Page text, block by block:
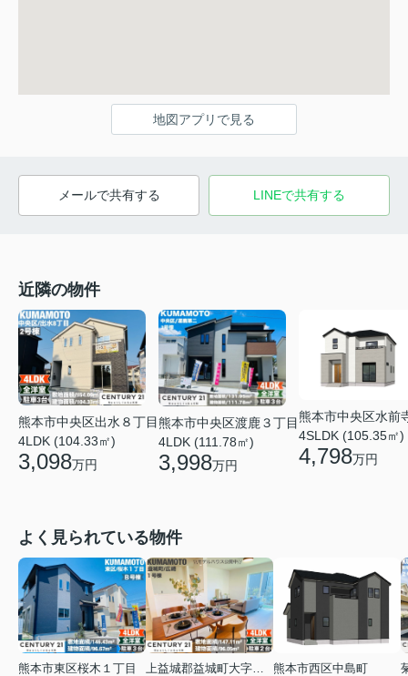
地図アプリで見る
メールで共有する LINEで共有する
近隣の物件
熊本市中央区出水８丁目
4LDK (104.33㎡)
3,098万円
熊本市中央区渡鹿３丁目
4LDK (111.78㎡)
3,998万円
熊本市中央区水前
4SLDK (105.35㎡)
4,798万円
よく見られている物件
熊本市東区桜木１丁目
熊本市西区中島町